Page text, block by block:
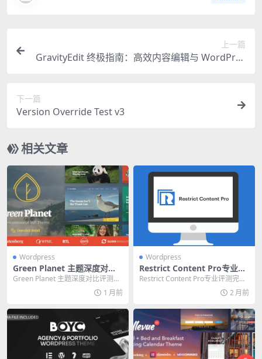
上一篇
GravityEdit 终极指南：高效内容编辑与 WordPres
下一篇
Version Override Test v3
相关文章
Wordpress
Green Planet 主题深度对比
评测：2026 年环保网站终极
Green Planet 主题深度对比评测：
2026 年环保网站终极建站方案 环...
1 月前
Wordpress
Restrict Content Pro专业评
测：终极会员内容管理指南
Restrict Content Pro专业评测完整
指南：终极会员内容管理方案 ...
2 月前